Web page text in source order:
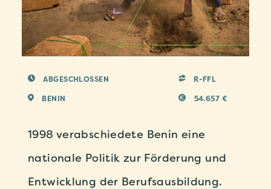
ABGESCHLOSSEN
R-FFL
BENIN
54.657 €
1998 verabschiedete Benin eine
nationale Politik zur Förderung und
Entwicklung der Berufsausbildung.